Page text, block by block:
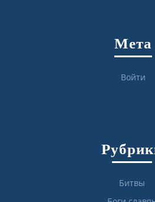
Мета
Войти
Битвы